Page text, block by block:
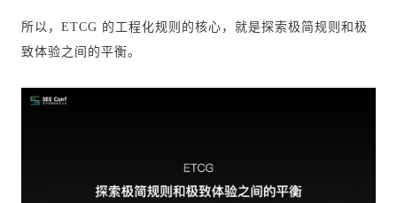
所以，ETCG 的工程化规则的核心，就是探索极简规则和极
致体验之间的平衡。